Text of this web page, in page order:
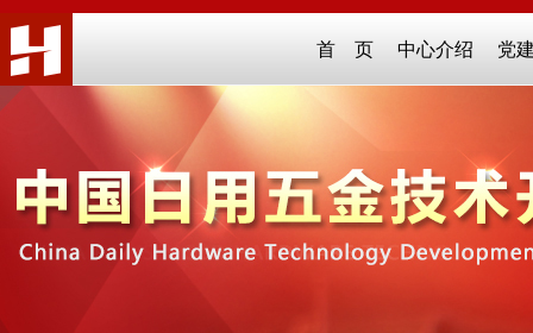
首 页 中心介绍 党